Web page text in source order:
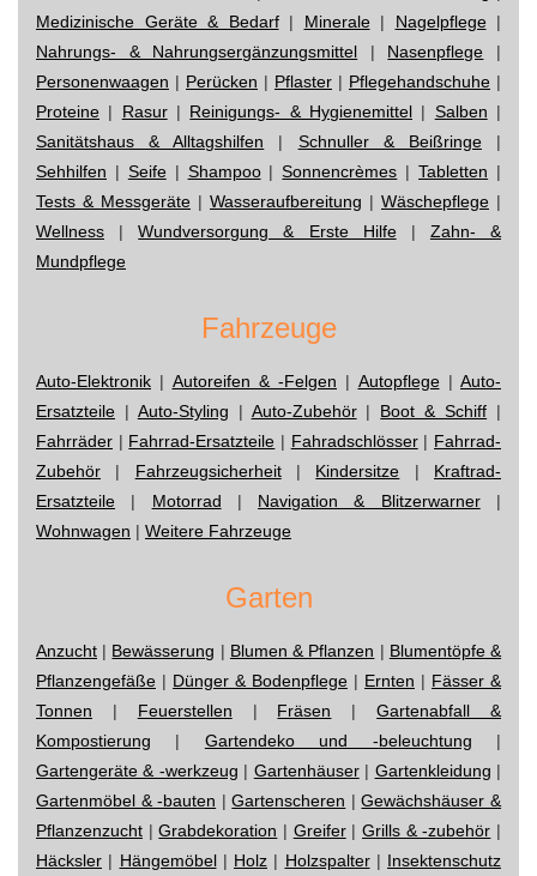
Medizinische Geräte & Bedarf| Minerale| Nagelpflege|
Nahrungs- & Nahrungsergänzungsmittel | Nasenpflege |
Personenwaagen | Perücken | Pflaster | Pflegehandschuhe |
Proteine | Rasur| Reinigungs- & Hygienemittel | Salben |
Sanitätshaus & Alltagshilfen | Schnuller & Beißringe|
Sehhilfen | Seife| Shampoo|Sonnencrèmes |Tabletten |
Tests & Messgeräte | Wasseraufbereitung | Wäschepflege |
Wellness |Wundversorgung & Erste Hilfe| Zahn- &
Mundpflege
Fahrzeuge
Auto-Elektronik | Autoreifen & -Felgen | Autopflege| Auto-
Ersatzteile | Auto-Styling | Auto-Zubehör| Boot & Schiff |
Fahrräder | Fahrrad-Ersatzteile | Fahradschlösser| Fahrrad-
Zubehör | Fahrzeugsicherheit| Kindersitze | Kraftrad-
Ersatzteile | Motorrad | Navigation & Blitzerwarner|
Wohnwagen | Weitere Fahrzeuge
Garten
Anzucht | Bewässerung | Blumen & Pflanzen | Blumentöpfe &
Pflanzengefäße | Dünger & Bodenpflege | Ernten | Fässer &
Tonnen | Feuerstellen | Fräsen |Gartenabfall &
Kompostierung | Gartendeko und -beleuchtung |
Gartengeräte & -werkzeug | Gartenhäuser| Gartenkleidung |
Gartenmöbel & -bauten |Gartenscheren |Gewächshäuser &
Pflanzenzucht |Grabdekoration | Greifer|Grills & -zubehör |
Häcksler | Hängemöbel| Holz | Holzspalter| Insektenschutz